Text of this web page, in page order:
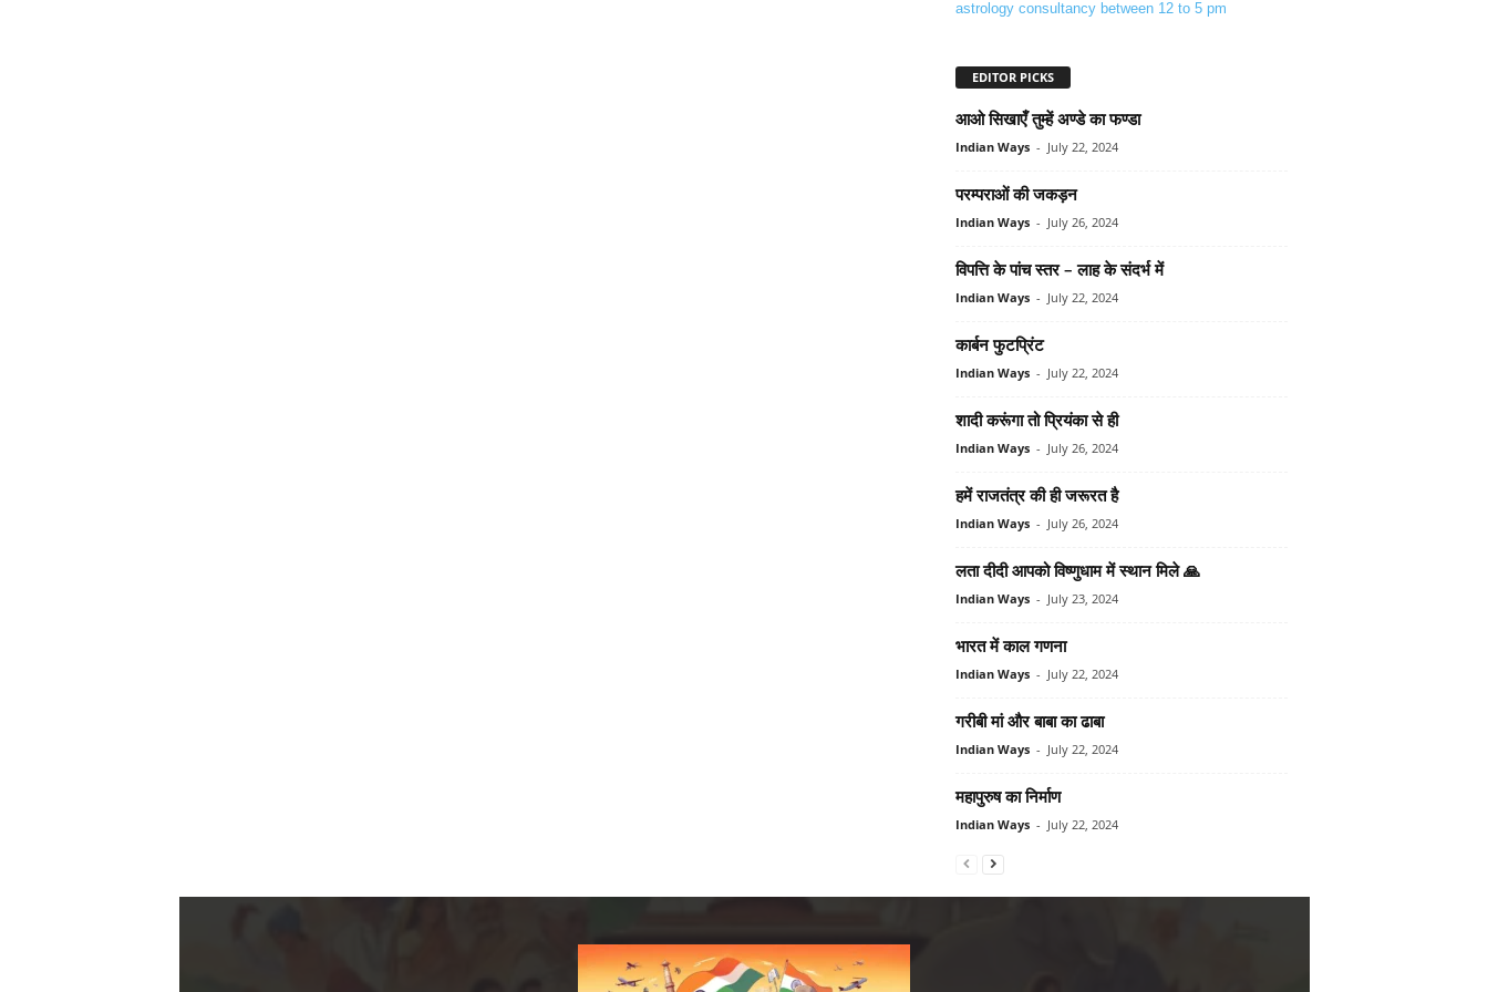
astrology consultancy between 12 to 5 pm
EDITOR PICKS
आओ सिखाएँ तुम्हें अण्डे का फण्डा
Indian Ways - July 22, 2024
परम्पराओं की जकड़न
Indian Ways - July 26, 2024
विपत्ति के पांच स्‍तर – लाह के संदर्भ में
Indian Ways - July 22, 2024
कार्बन फुटप्रिंट
Indian Ways - July 22, 2024
शादी करूंगा तो प्रियंका से ही
Indian Ways - July 26, 2024
हमें राजतंत्र की ही जरूरत है
Indian Ways - July 26, 2024
लता दीदी आपको विष्‍णुधाम में स्‍थान मिले 🙏
Indian Ways - July 23, 2024
भारत में काल गणना
Indian Ways - July 22, 2024
गरीबी मां और बाबा का ढाबा
Indian Ways - July 22, 2024
महापुरुष का निर्माण
Indian Ways - July 22, 2024